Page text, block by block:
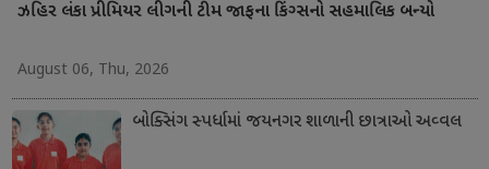
ઝહિર લંકા પ્રીમિયર લીગની ટીમ જાફના કિંગ્સનો સહમાલિક બન્યો
August 06, Thu, 2026
બોક્સિંગ સ્પર્ધામાં જયનગર શાળાની છાત્રાઓ અવ્વલ